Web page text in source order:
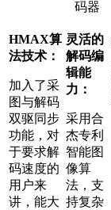
HMAX算
法技术：
加入了采
图与解码
双驱同步
功能，对
于要求解
码速度的
用户来
讲，能大
灵活的
解码编
辑能
力：
采用合
杰专利
智能图
像算
法，支
持复杂